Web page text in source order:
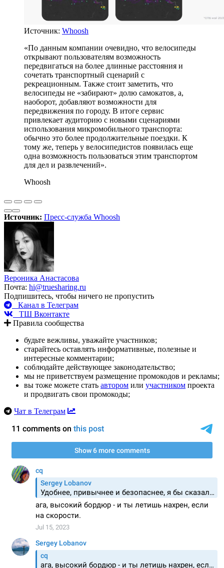
Источник: Whoosh
«По данным компании очевидно, что велосипеды
открывают пользователям возможность
передвигаться на более длинные расстояния и
сочетать транспортный сценарий с
рекреационным. Также стоит заметить, что
велосипеды не «забирают» долю самокатов, а,
наоборот, добавляют возможности для
передвижения по городу. В итоге сервис
привлекает аудиторию с новыми сценариями
использования микромобильного транспорта:
обычно это более продолжительные поездки. К
тому же, теперь у велосипедистов появилась еще
одна возможность пользоваться этим транспортом
для дел и развлечений».
Whoosh
Источник: Пресс-служба Whoosh
Вероника Анастасова
Почта: hi@truesharing.ru
Подпишитесь, чтобы ничего не пропустить
Канал в Телеграм
ТШ Вконтакте
Правила сообщества
будьте вежливы, уважайте участников;
старайтесь оставлять информативные, полезные и
интересные комментарии;
соблюдайте действующее законодательство;
мы не приветствуем размещение промокодов и рекламы;
вы тоже можете стать автором или участником проекта
и продвигать свои промокоды;
Чат в Телеграм